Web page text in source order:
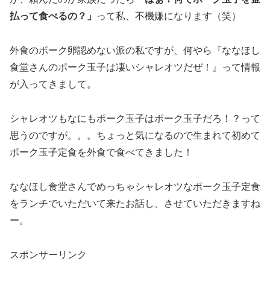
払って食べるの？」
って私、不機嫌になります（笑）
外食のポーク卵認めない派の私ですが、何やら『ななほし
食堂さんのポーク玉子は凄いシャレオツだぜ！』って情報
が入ってきまして。
シャレオツもなにもポーク玉子はポーク玉子だろ！？って
思うのですが。。。ちょっと気になるので生まれて初めて
ポーク玉子定食を外食で食べてきました！
ななほし食堂さんでめっちゃシャレオツなポーク玉子定食
をランチでいただいて来たお話し、させていただきますね
ー。
スポンサーリンク